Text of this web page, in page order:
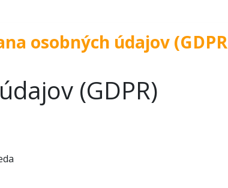
osobných údajov
(GDPR)